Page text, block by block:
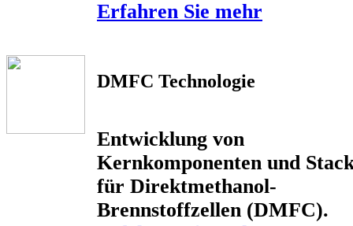
Erfahren Sie mehr
DMFC Technologie
Entwicklung von
Kernkomponenten und
für Direktmethanol-
Brennstoffzellen (DMFC).